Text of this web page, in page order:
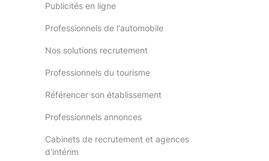
Publicités en ligne
Professionnels de l'automobile
Nos solutions recrutement
Professionnels du tourisme
Référencer son établissement
Professionnels annonces
Cabinets de recrutement et agences
d'intérim